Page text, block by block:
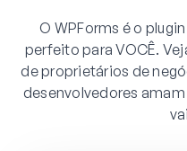
O WPForms é o
perfeito para VOCÊ.
de proprietários de
desenvolvedores